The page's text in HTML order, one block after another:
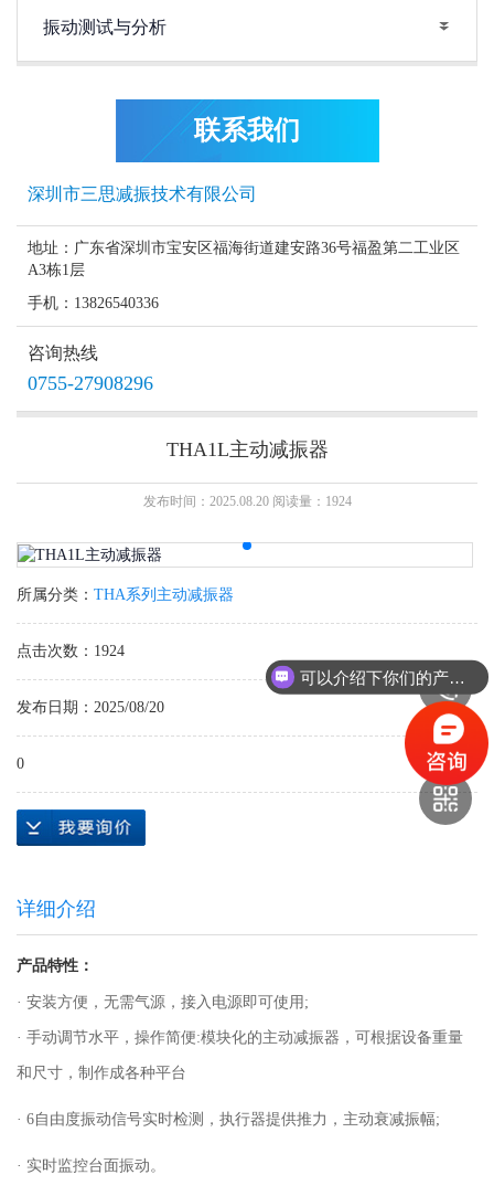
振动测试与分析
联系我们
深圳市三思减振技术有限公司
地址：广东省深圳市宝安区福海街道建安路36号福盈第二工业区
A3栋1层
手机：13826540336
咨询热线
0755-27908296
THA1L主动减振器
发布时间：2025.08.20 阅读量：1924
所属分类： THA系列主动减振器
点击次数：1924
发布日期：2025/08/20
0
详细介绍
产品特性：
· 安装方便，无需气源，接入电源即可使用;
· 手动调节水平，操作简便:模块化的主动减振器，可根据设备重量
和尺寸，制作成各种平台
· 6自由度振动信号实时检测，执行器提供推力，主动衰减振幅;
· 实时监控台面振动。
可以介绍下你们的产品么？